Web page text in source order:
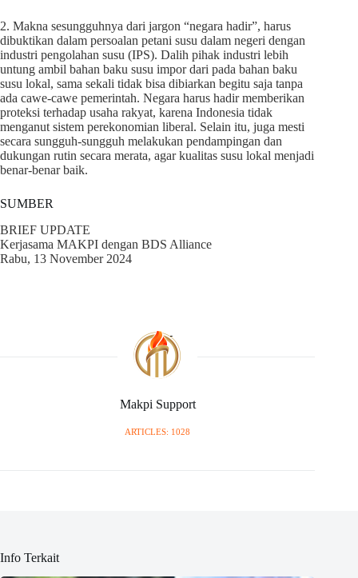
2. Makna sesungguhnya dari jargon “negara hadir”, harus
dibuktikan dalam persoalan petani susu dalam negeri dengan
industri pengolahan susu (IPS). Dalih pihak industri lebih
untung ambil bahan baku susu impor dari pada bahan baku
susu lokal, sama sekali tidak bisa dibiarkan begitu saja tanpa
ada cawe-cawe pemerintah. Negara harus hadir memberikan
proteksi terhadap usaha rakyat, karena Indonesia tidak
menganut sistem perekonomian liberal. Selain itu, juga mesti
secara sungguh-sungguh melakukan pendampingan dan
dukungan rutin secara merata, agar kualitas susu lokal menjadi
benar-benar baik.
SUMBER
BRIEF UPDATE
Kerjasama MAKPI dengan BDS Alliance
Rabu, 13 November 2024
Makpi Support
ARTICLES: 1028
Info Terkait